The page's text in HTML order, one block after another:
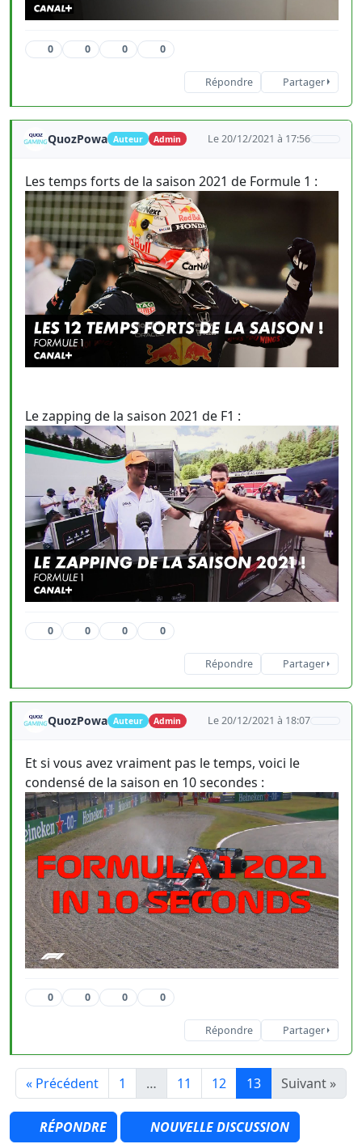
0 0 0 0
Répondre Partager
QuozPowa Auteur Admin Le 20/12/2021 à 17:56
Les temps forts de la saison 2021 de Formule 1 :
Le zapping de la saison 2021 de F1 :
0 0 0 0
Répondre Partager
QuozPowa Auteur Admin Le 20/12/2021 à 18:07
Et si vous avez vraiment pas le temps, voici le
condensé de la saison en 10 secondes :
0 0 0 0
Répondre Partager
« Précédent 1 … 11 12 13 Suivant »
RÉPONDRE NOUVELLE DISCUSSION